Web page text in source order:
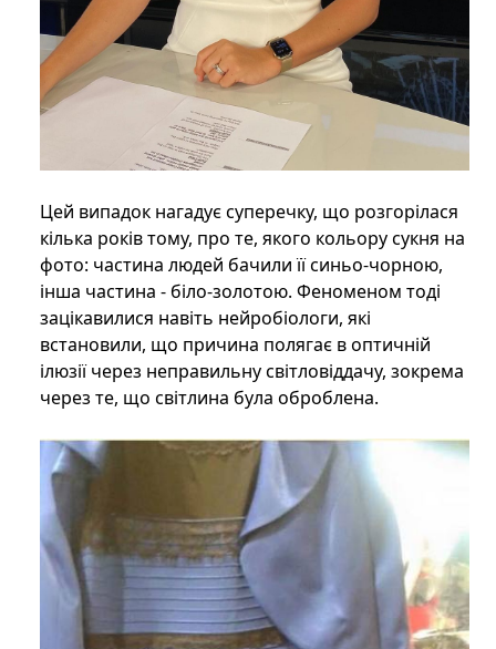
Цей випадок нагадує суперечку, що розгорілася
кілька років тому, про те, якого кольору сукня на
фото: частина людей бачили її синьо-чорною,
інша частина - біло-золотою. Феноменом тоді
зацікавилися навіть нейробіологи, які
встановили, що причина полягає в оптичній
ілюзії через неправильну світловіддачу, зокрема
через те, що світлина була оброблена.